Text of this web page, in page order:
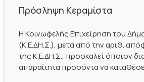
Πρόσληψη Κεραμίστα
Η Κοινωφελής Επιχείρηση του
(Κ.Ε.ΔΗ.Σ.), μετά από την αριθ.
της Κ.Ε.ΔΗ.Σ., προσκαλεί όποιον
απαραίτητα προσόντα να